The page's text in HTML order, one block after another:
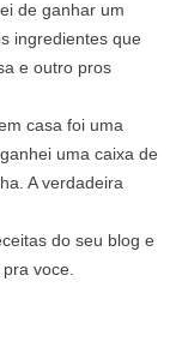
de ganhar um
ingredientes que
e outro pros
casa foi uma
uma caixa de
A verdadeira
do seu blog e
voce.